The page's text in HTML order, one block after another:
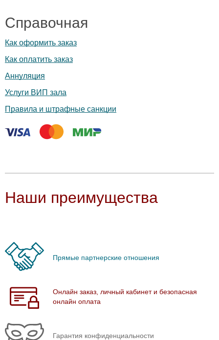
Справочная
Как оформить заказ
Как оплатить заказ
Аннуляция
Услуги ВИП зала
Правила и штрафные санкции
Наши преимущества
Прямые партнерские отношения
Онлайн заказ, личный кабинет и безопасная
онлайн оплата
Гарантия конфиденциальности